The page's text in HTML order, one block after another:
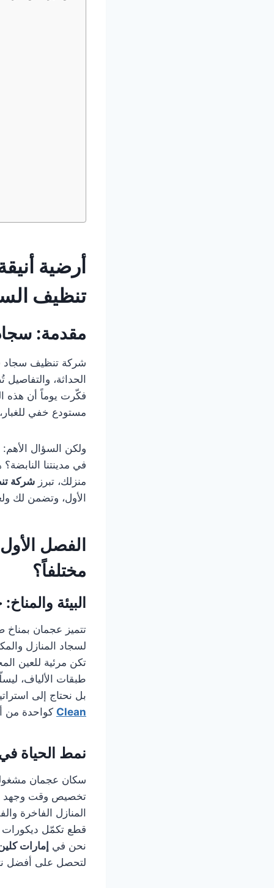
أرضية
تنظيف
مقدمة:
شركة تنظيف
الحداثة،
فكّرت يوماً أن هذه
مستودع خفي للغبار،
ولكن السؤال
في مدينتنا
منزلك، تبرز شركة
الأول، وتضمن لك
الفصل
مختلفاً؟
البيئة
تتميز عجمان
لسجاد المنازل
تكن مرئية للعين
طبقات الألياف،
بل نحتاج إلى
Clean كواحدة من
نمط الحياة
سكان عجمان
تخصيص وقت وجهد
المنازل الفاخرة
قطع تكمّل ديكورات
نحن في إمارات
لتحصل على أفضل